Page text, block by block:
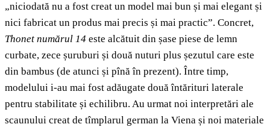
„niciodată nu a fost creat un model mai bun și mai elegant și
nici fabricat un produs mai precis și mai practic”. Concret,
Thonet numărul 14 este alcătuit din șase piese de lemn
curbate, zece șuruburi și două nuturi plus șezutul care este
din bambus (de atunci și pînă în prezent). Între timp,
modelului i-au mai fost adăugate două întărituri laterale
pentru stabilitate și echilibru. Au urmat noi interpretări ale
scaunului creat de tîmplarul german la Viena și noi materiale